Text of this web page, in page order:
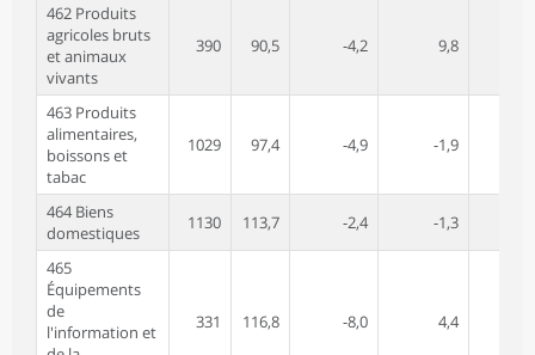
462 Produits
agricoles bruts
et animaux
vivants
390 90,5 -4,2 9,8
463 Produits
alimentaires,
boissons et
tabac
1029 97,4 -4,9 -1,9
464 Biens
domestiques
1130 113,7 -2,4 -1,3
465
Équipements
de
l'information et
331 116,8 -8,0 4,4